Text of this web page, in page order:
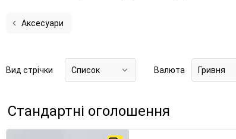
Аксесуари
Вид стрічки Список Валюта Гривня
Стандартні оголошення